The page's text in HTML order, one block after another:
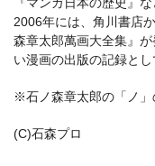
『マンガ日本の歴史』な
2006年には、角川書店
森章太郎萬画大全集』
い漫画の出版の記録とし
※石ノ森章太郎の「ノ」
(C)石森プロ